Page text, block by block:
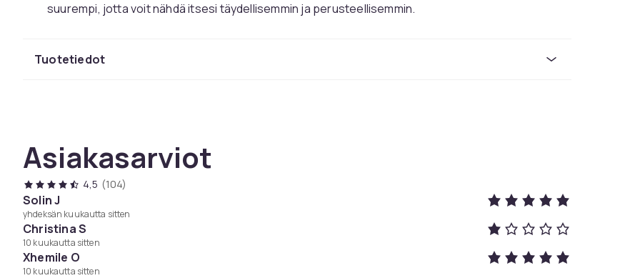
suurempi, jotta voit nähdä itsesi täydellisemmin ja perusteellisemmin.
portti, joten voit ladata puhelimesi tai muut USB-laitteet.
Irrotettava peilipohja ja seinälle asennettava vaihtoehto: Irrotettavalla pohjalla ja takana 2
reikää nauloja varten, voit sijoittaa Bluetooth-peilin joko pöydälle tai seinälle.
Meikkipeili valaistuksella auttaa sinua luomaan meikkiä, joka sopii mihin tahansa kohtaukseen.
Tuotenro
Tuoteturvallisuustiedot
Tuotetiedot
Asiakasarviot
4,5 (104)
Solin J
yhdeksän kuukautta sitten
Christina S
10 kuukautta sitten
Xhemile O
10 kuukautta sitten